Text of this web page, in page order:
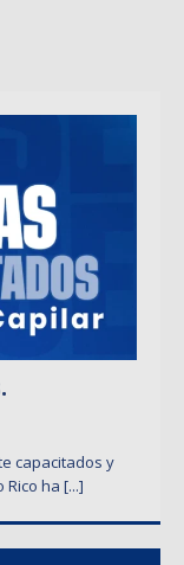
capacitados y
Rico ha [...]